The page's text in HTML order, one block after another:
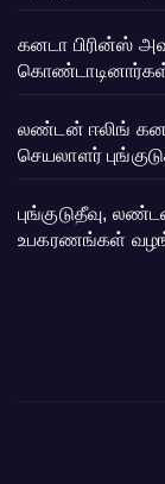
கனடா பிரின்ஸ்
லண்டன் ஈலிங்
செயலாளர்
புங்குடுதீவு,
உபகரணங்கள்